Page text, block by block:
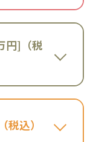
円]（税
込）